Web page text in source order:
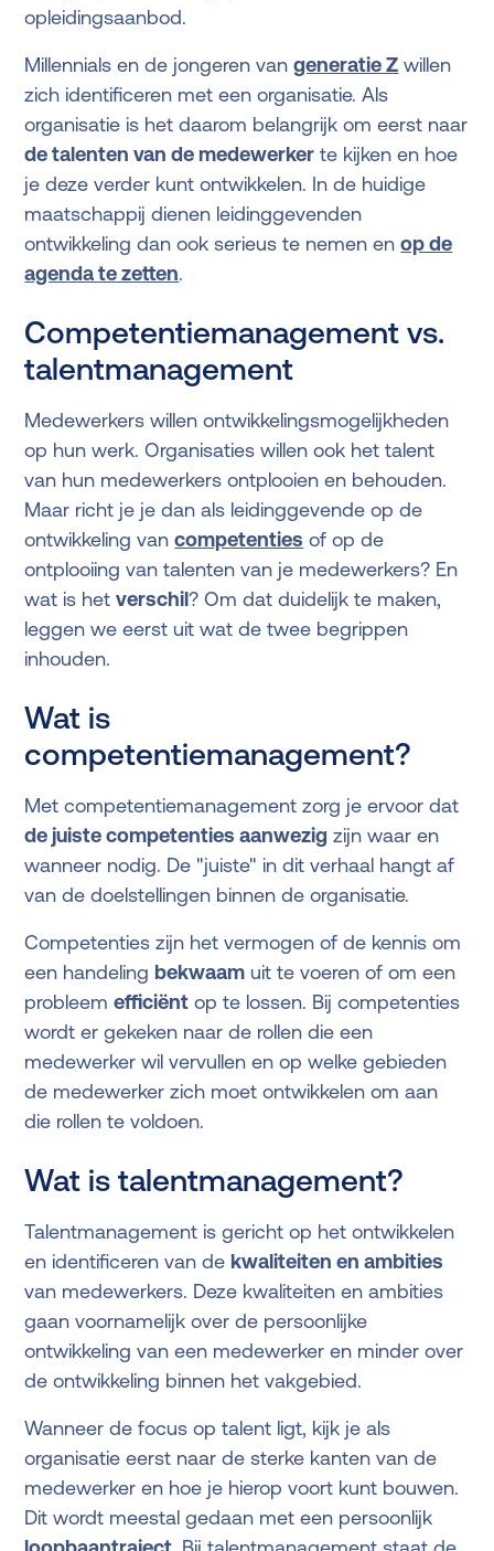
opleidingsaanbod.
Millennials en de jongeren vangeneratie Z willen
zich identificeren met een organisatie. Als
organisatie is het daarom belangrijk om eerst naar
de talenten van de medewerker te kijken en hoe
je deze verder kunt ontwikkelen. In de huidige
maatschappij dienen leidinggevenden
ontwikkeling dan ook serieus te nemen enop de
agenda te zetten.
Competentiemanagement vs.
talentmanagement
Medewerkers willen ontwikkelingsmogelijkheden
op hun werk. Organisaties willen ook het talent
van hun medewerkers ontplooien en behouden.
Maar richt je je dan als leidinggevende op de
ontwikkeling vancompetenties of op de
ontplooiing van talenten van je medewerkers? En
wat is hetverschil? Om dat duidelijk te maken,
leggen we eerst uit wat de twee begrippen
inhouden.
Wat is
competentiemanagement?
Met competentiemanagement zorg je ervoor dat
de juiste competenties aanwezig zijn waar en
wanneer nodig. De "juiste" in dit verhaal hangt af
van de doelstellingen binnen de organisatie.
Competenties zijn het vermogen of de kennis om
een handeling bekwaam uit te voeren of om een
probleemefficiënt op te lossen. Bij competenties
wordt er gekeken naar de rollen die een
medewerker wil vervullen en op welke gebieden
de medewerker zich moet ontwikkelen om aan
die rollen te voldoen.
Wat is talentmanagement?
Talentmanagement is gericht op het ontwikkelen
en identificeren van de kwaliteiten en ambities
van medewerkers. Deze kwaliteiten en ambities
gaan voornamelijk over de persoonlijke
ontwikkeling van een medewerker en minder over
de ontwikkeling binnen het vakgebied.
Wanneer de focus op talent ligt, kijk je als
organisatie eerst naar de sterke kanten van de
medewerker en hoe je hierop voort kunt bouwen.
Dit wordt meestal gedaan met een persoonlijk